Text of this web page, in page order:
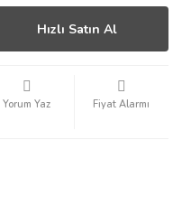
Hızlı Satın Al
Yorum Yaz Fiyat Alarmı